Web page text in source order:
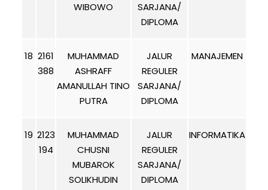
WIBOWO
SARJANA/
DIPLOMA
18 2161
388
MUHAMMAD
ASHRAFF
AMANULLAH TINO
PUTRA
JALUR
REGULER
SARJANA/
DIPLOMA
MANAJEMEN
19 2123
194
MUHAMMAD
CHUSNI
MUBAROK
SOLIKHUDIN
JALUR
REGULER
SARJANA/
DIPLOMA
INFORMATIKA